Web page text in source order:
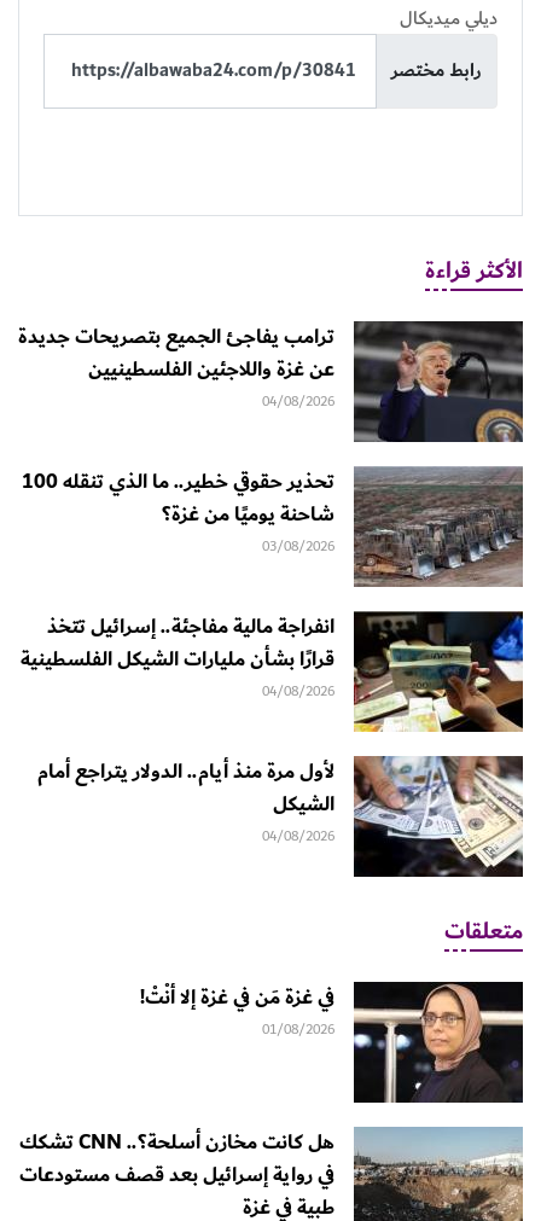
ديلي ميديكال
رابط مختصر
الأكثر قراءة
ترامب يفاجئ الجميع بتصريحات جديدة
عن غزة واللاجئين الفلسطينيين
04/08/2026
تحذير حقوقي خطير.. ما الذي تنقله 100
شاحنة يوميًا من غزة؟
03/08/2026
انفراجة مالية مفاجئة.. إسرائيل تتخذ
قرارًا بشأن مليارات الشيكل الفلسطينية
04/08/2026
لأول مرة منذ أيام.. الدولار يتراجع أمام
الشيكل
04/08/2026
متعلقات
في غزة مَن في غزة إلا أنْتْ!
01/08/2026
هل كانت مخازن أسلحة؟.. CNN تشكك
في رواية إسرائيل بعد قصف مستودعات
طبية في غزة